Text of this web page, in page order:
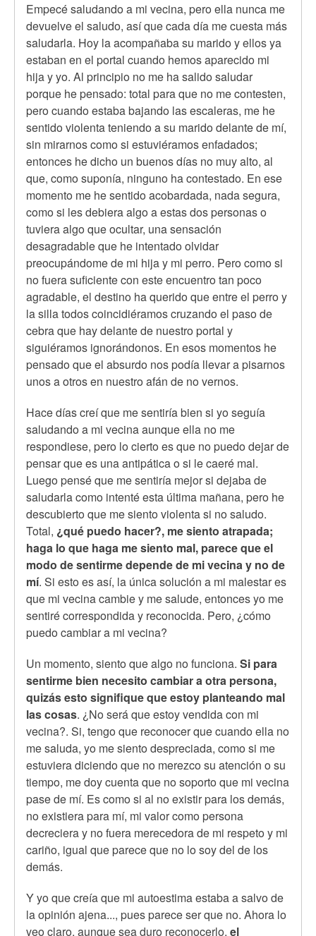
Empecé saludando a mi vecina, pero ella nunca me
devuelve el saludo, así que cada día me cuesta más
saludarla. Hoy la acompañaba su marido y ellos ya
estaban en el portal cuando hemos aparecido mi
hija y yo. Al principio no me ha salido saludar
porque he pensado: total para que no me contesten,
pero cuando estaba bajando las escaleras, me he
sentido violenta teniendo a su marido delante de mí,
sin mirarnos como si estuviéramos enfadados;
entonces he dicho un buenos días no muy alto, al
que, como suponía, ninguno ha contestado. En ese
momento me he sentido acobardada, nada segura,
como si les debiera algo a estas dos personas o
tuviera algo que ocultar, una sensación
desagradable que he intentado olvidar
preocupándome de mi hija y mi perro. Pero como si
no fuera suficiente con este encuentro tan poco
agradable, el destino ha querido que entre el perro y
la silla todos coincidiéramos cruzando el paso de
cebra que hay delante de nuestro portal y
siguiéramos ignorándonos. En esos momentos he
pensado que el absurdo nos podía llevar a pisarnos
unos a otros en nuestro afán de no vernos.
Hace días creí que me sentiría bien si yo seguía
saludando a mi vecina aunque ella no me
respondiese, pero lo cierto es que no puedo dejar de
pensar que es una antipática o si le caeré mal.
Luego pensé que me sentiría mejor si dejaba de
saludarla como intenté esta última mañana, pero he
descubierto que me siento violenta si no saludo.
Total, ¿qué puedo hacer?, me siento atrapada;
haga lo que haga me siento mal, parece que el
modo de sentirme depende de mi vecina y no de
mí. Si esto es así, la única solución a mi malestar es
que mi vecina cambie y me salude, entonces yo me
sentiré correspondida y reconocida. Pero, ¿cómo
puedo cambiar a mi vecina?
Un momento, siento que algo no funciona. Si para
sentirme bien necesito cambiar a otra persona,
quizás esto signifique que estoy planteando mal
las cosas. ¿No será que estoy vendida con mi
vecina?. Si, tengo que reconocer que cuando ella no
me saluda, yo me siento despreciada, como si me
estuviera diciendo que no merezco su atención o su
tiempo, me doy cuenta que no soporto que mi vecina
pase de mí. Es como si al no existir para los demás,
no existiera para mí, mi valor como persona
decreciera y no fuera merecedora de mi respeto y mi
cariño, igual que parece que no lo soy del de los
demás.
Y yo que creía que mi autoestima estaba a salvo de
la opinión ajena..., pues parece ser que no. Ahora lo
veo claro, aunque sea duro reconocerlo, el